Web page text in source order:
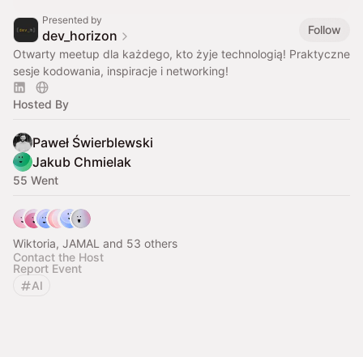
Presented by
dev_horizon
Follow
Otwarty meetup dla każdego, kto żyje technologią! Praktyczne
sesje kodowania, inspiracje i networking!
Hosted By
Paweł Świerblewski
Jakub Chmielak
55 Went
Wiktoria, JAMAL and 53 others
Contact the Host
Report Event
AI